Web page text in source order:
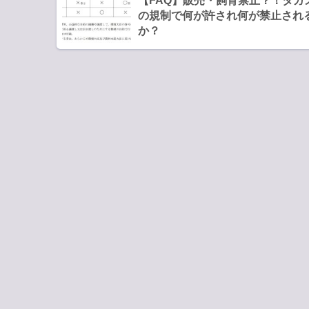
の規制で何が許され何が禁止され
か？